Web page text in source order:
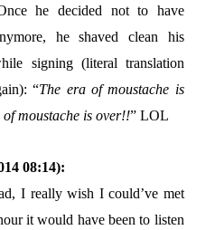
he decided not to have
he shaved clean his
signing (literal translation
“The era of moustache is
moustache is over!!” LOL
08:14):
I really wish I could’ve met
it would have been to listen